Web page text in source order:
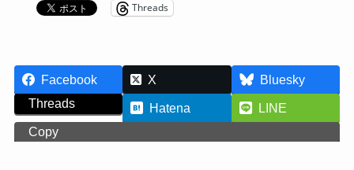
Threads
Facebook X
Bluesky
Threads
Hatena
LINE
Copy